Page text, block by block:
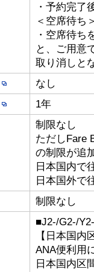
・予約完了
＜空席待ち
・空席待ち
と、ご用意
取り消しと
なし
1年
制限なし
ただしFare
の制限が追
日本国内で
日本国外で
制限なし
■J2-/G2-/
【日本国内
ANA便利用
日本国内区